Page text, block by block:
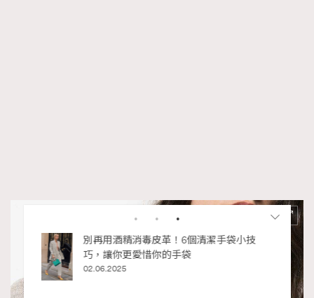
別再用酒精消毒皮革！6個清潔手袋小技
巧，讓你更愛惜你的手袋
02.06.2025